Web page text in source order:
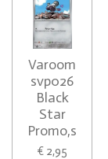
Varoom
svp026
Black
Star
Promo,s
€ 2,95